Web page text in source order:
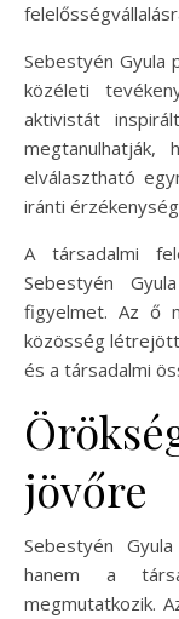
Sebestyén Gyula
közéleti
aktivistát
elválasztható
iránti
A társadalmi
Sebestyén
figyelmet. Az ő
közösség
és a társadalmi
jövőre
Sebestyén
hanem a
megmutatkozik.